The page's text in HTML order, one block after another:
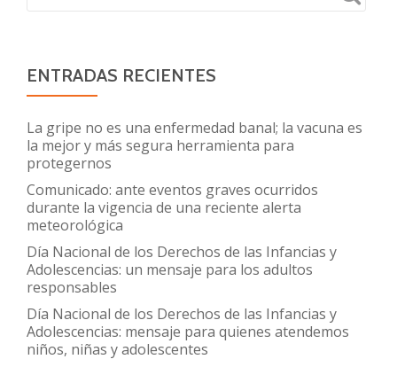
ENTRADAS RECIENTES
La gripe no es una enfermedad banal; la vacuna es
la mejor y más segura herramienta para
protegernos
Comunicado: ante eventos graves ocurridos
durante la vigencia de una reciente alerta
meteorológica
Día Nacional de los Derechos de las Infancias y
Adolescencias: un mensaje para los adultos
responsables
Día Nacional de los Derechos de las Infancias y
Adolescencias: mensaje para quienes atendemos
niños, niñas y adolescentes